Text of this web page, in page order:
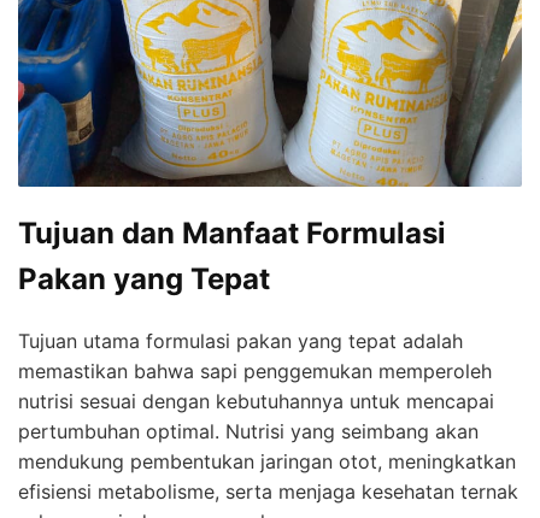
Tujuan dan Manfaat Formulasi
Pakan yang Tepat
Tujuan utama formulasi pakan yang tepat adalah
memastikan bahwa sapi penggemukan memperoleh
nutrisi sesuai dengan kebutuhannya untuk mencapai
pertumbuhan optimal. Nutrisi yang seimbang akan
mendukung pembentukan jaringan otot, meningkatkan
efisiensi metabolisme, serta menjaga kesehatan ternak